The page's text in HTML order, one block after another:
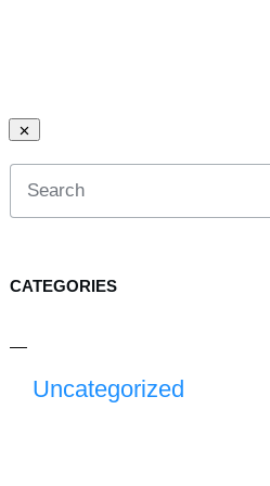
CATEGORIES
Uncategorized